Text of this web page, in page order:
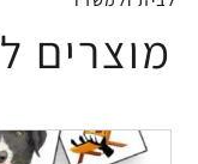
מוצרים